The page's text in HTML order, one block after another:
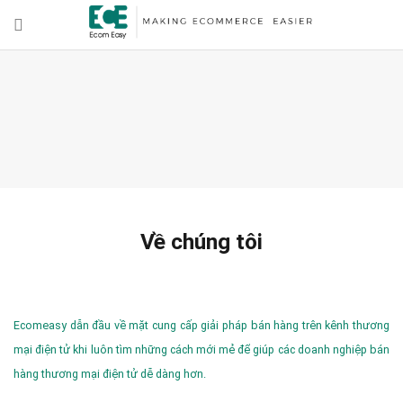
Về chúng tôi
Ecomeasy dẫn đầu về mặt cung cấp giải pháp bán hàng trên kênh thương
mại điện tử khi luôn tìm những cách mới mẻ để giúp các doanh nghiệp bán
hàng thương mại điện tử dễ dàng hơn.